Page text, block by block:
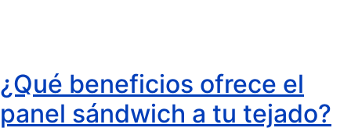
¿Qué beneficios ofrece el
panel sándwich a tu tejado?